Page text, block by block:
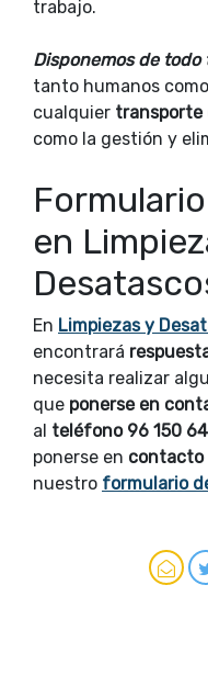
trabajo.
Disponemos de
tanto humanos
cualquier transporte
como la gestión y
en
En Limpiezas y
encontrará
necesita realizar
que ponerse en
al teléfono 96 150
ponerse en contacto
nuestro formulario